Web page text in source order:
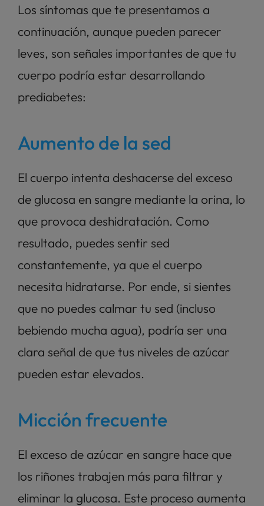
Los síntomas que te presentamos a
continuación, aunque pueden parecer
leves, son señales importantes de que tu
cuerpo podría estar desarrollando
prediabetes:
Aumento de la sed
El cuerpo intenta deshacerse del exceso
de glucosa en sangre mediante la orina, lo
que provoca deshidratación. Como
resultado, puedes sentir sed
constantemente, ya que el cuerpo
necesita hidratarse. Por ende, si sientes
que no puedes calmar tu sed (incluso
bebiendo mucha agua), podría ser una
clara señal de que tus niveles de azúcar
pueden estar elevados.
Micción frecuente
El exceso de azúcar en sangre hace que
los riñones trabajen más para filtrar y
eliminar la glucosa. Este proceso aumenta